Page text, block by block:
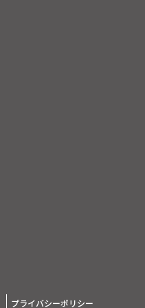
プライバシーポリシー